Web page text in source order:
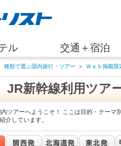
ル 交通＋宿泊
種類で選ぶ国内旅行・ツアー ＞ Ｗｅｂ掲載限
新幹線利用ツア
ツアーへようこそ！ ここは目的・テー
介しています。